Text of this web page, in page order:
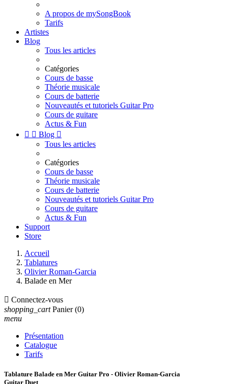
A propos de mySongBook
Tarifs
Artistes
Blog
Tous les articles
Catégories
Cours de basse
Théorie musicale
Cours de batterie
Nouveautés et tutoriels Guitar Pro
Cours de guitare
Actus & Fun
  Blog 
Tous les articles
Catégories
Cours de basse
Théorie musicale
Cours de batterie
Nouveautés et tutoriels Guitar Pro
Cours de guitare
Actus & Fun
Support
Store
Accueil
Tablatures
Olivier Roman-Garcia
Balade en Mer
 Connectez-vous
shopping_cart Panier (0)
menu
Présentation
Catalogue
Tarifs
Tablature Balade en Mer Guitar Pro - Olivier Roman-Garcia
Guitar Duet